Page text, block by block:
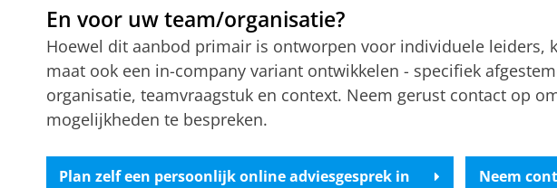
En voor uw team/organisatie?
Hoewel dit aanbod primair is ontworpen voor individuele leiders,
maat ook een in-company variant ontwikkelen - specifiek
organisatie, teamvraagstuk en context. Neem gerust contact op
mogelijkheden te bespreken.
Plan zelf een persoonlijk online adviesgesprek in Neem